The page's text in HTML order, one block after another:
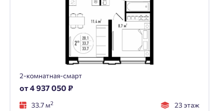
2-комнатная-смарт
от 4 937 050 ₽
33.7 м2 23 этаж